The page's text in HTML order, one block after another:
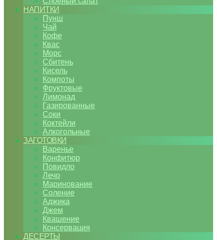
НАПИТКИ
Пунш
Чай
Кофе
Квас
Морс
Сбитень
Кисель
Компоты
Фруктовые
Лимонад
Газированные
Соки
Коктейли
Алкогольные
ЗАГОТОВКИ
Варенье
Конфитюр
Повидло
Лечо
Маринование
Соление
Аджика
Джем
Квашение
Консервация
ДЕСЕРТЫ